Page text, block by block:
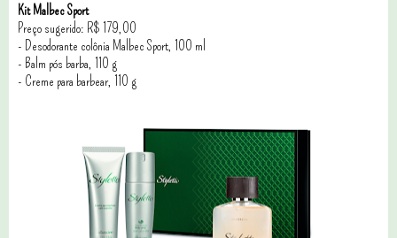
Kit Malbec Sport
Preço sugerido: R$ 179,00
- Desodorante colônia Malbec Sport, 100 ml
- Balm pós barba, 110 g
- Creme para barbear, 110 g